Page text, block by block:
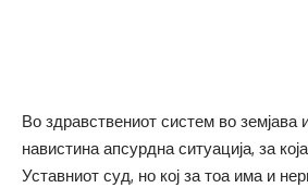
Во здравствениот систем во земјава
навистина апсурдна ситуација, за
Уставниот суд, но кој за тоа има и